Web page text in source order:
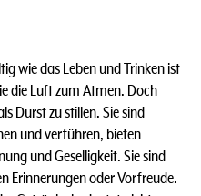
wie das Leben und Trinken ist
die Luft zum Atmen. Doch
Durst zu stillen. Sie sind
und verführen, bieten
und Geselligkeit. Sie sind
Erinnerungen oder Vorfreude.